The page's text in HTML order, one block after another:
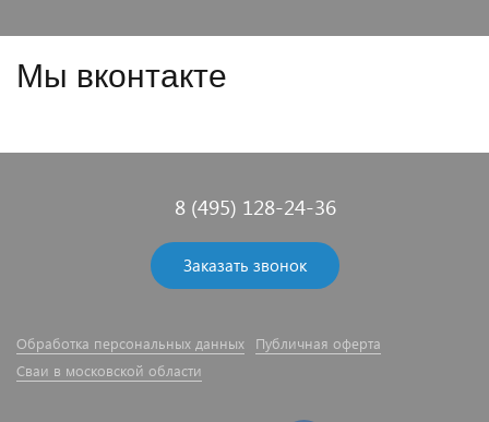
Мы вконтакте
8 (495) 128-24-36
Заказать звонок
Обработка персональных данных
Публичная оферта
Сваи в московской области